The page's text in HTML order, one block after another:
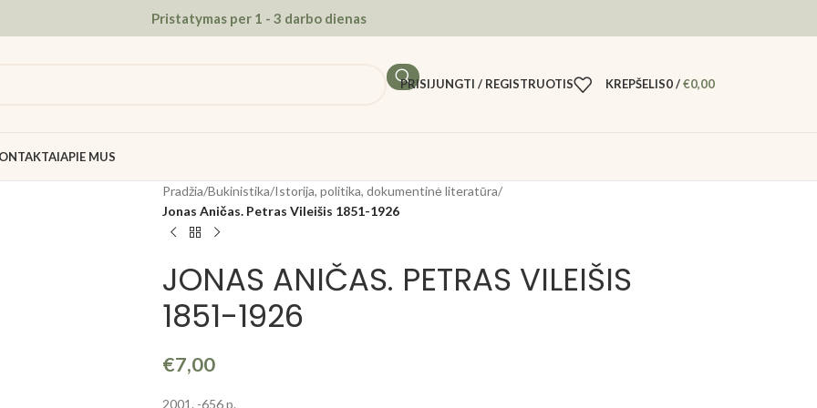
Pristatymas per 1 - 3 darbo dienas
PRISIJUNGTI / REGISTRUOTIS KREPŠELIS0/€0,00
APIE MUS
Pradžia/Bukinistika/Istorija, politika, dokumentinė literatūra/
Jonas Aničas. Petras Vileišis 1851-1926
JONAS ANIČAS. PETRAS VILEIŠIS
1851-1926
€7,00
2001. -656 p.